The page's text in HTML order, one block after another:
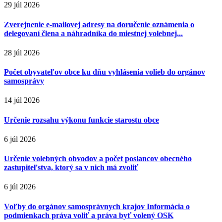
29 júl 2026
Zverejnenie e-mailovej adresy na doručenie oznámenia o
delegovaní člena a náhradníka do miestnej volebnej...
28 júl 2026
Počet obyvateľov obce ku dňu vyhlásenia volieb do orgánov
samosprávy
14 júl 2026
Určenie rozsahu výkonu funkcie starostu obce
6 júl 2026
Určenie volebných obvodov a počet poslancov obecného
zastupiteľstva, ktorý sa v nich má zvoliť
6 júl 2026
Voľby do orgánov samosprávnych krajov Informácia o
podmienkach práva voliť a práva byť volený OSK